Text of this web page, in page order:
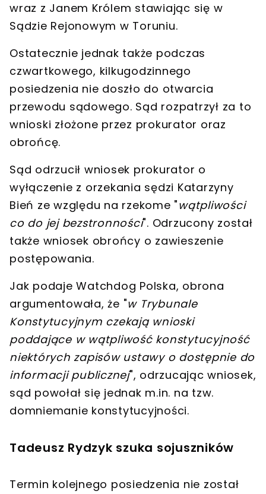
wraz z Janem Królem stawiając się w
Sądzie Rejonowym w Toruniu.
Ostatecznie jednak także podczas
czwartkowego, kilkugodzinnego
posiedzenia nie doszło do otwarcia
przewodu sądowego. Sąd rozpatrzył za to
wnioski złożone przez prokurator oraz
obrońcę.
Sąd odrzucił wniosek prokurator o
wyłączenie z orzekania sędzi Katarzyny
Bień ze względu na rzekome "wątpliwości
co do jej bezstronności". Odrzucony został
także wniosek obrońcy o zawieszenie
postępowania.
Jak podaje Watchdog Polska, obrona
argumentowała, że "w Trybunale
Konstytucyjnym czekają wnioski
poddające w wątpliwość konstytucyjność
niektórych zapisów ustawy o dostępnie do
informacji publicznej", odrzucając wniosek,
sąd powołał się jednak m.in. na tzw.
domniemanie konstytucyjności.
Tadeusz Rydzyk szuka sojuszników
Termin kolejnego posiedzenia nie został